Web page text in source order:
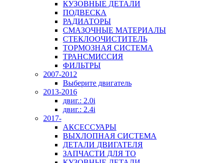
КУЗОВНЫЕ ДЕТАЛИ
ПОДВЕСКА
РАДИАТОРЫ
СМАЗОЧНЫЕ МАТЕРИАЛЫ
СТЕКЛООЧИСТИТЕЛЬ
ТОРМОЗНАЯ СИСТЕМА
ТРАНСМИССИЯ
ФИЛЬТРЫ
2007-2012
Выберите двигатель
2013-2016
двиг.: 2.0i
двиг.: 2.4i
2017-
АКСЕССУАРЫ
ВЫХЛОПНАЯ СИСТЕМА
ДЕТАЛИ ДВИГАТЕЛЯ
ЗАПЧАСТИ ДЛЯ ТО